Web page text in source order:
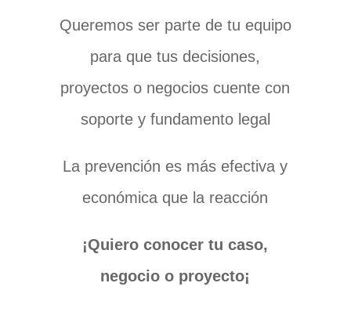
Queremos ser parte de tu equipo
para que tus decisiones,
proyectos o negocios cuente con
soporte y fundamento legal
La prevención es más efectiva y
económica que la reacción
¡Quiero conocer tu caso,
negocio o proyecto¡